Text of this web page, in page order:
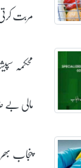
مربت
مالی بے